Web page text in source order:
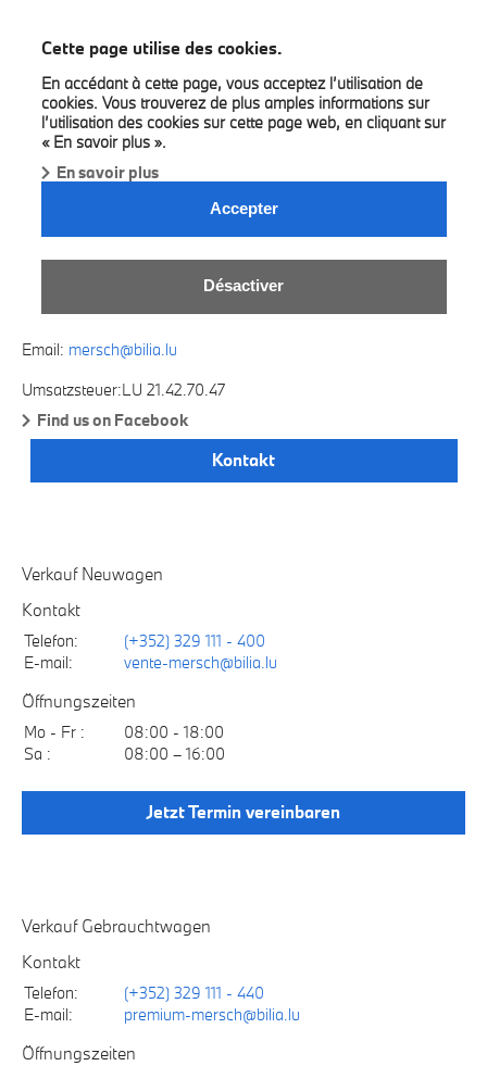
Cette page utilise des cookies.
En accédant à cette page, vous acceptez l’utilisation de
cookies. Vous trouverez de plus amples informations sur
l’utilisation des cookies sur cette page web, en cliquant sur
« En savoir plus ».
En savoir plus
Accepter
Désactiver
21, rue de la Gare
L-7535 Mersch
Email: mersch@bilia.lu
Umsatzsteuer:LU 21.42.70.47
Find us on Facebook
Kontakt
Verkauf Neuwagen
Kontakt
Telefon:
(+352) 329 111 - 400
E-mail:
vente-mersch@bilia.lu
Öffnungszeiten
Mo - Fr :
08:00 - 18:00
Sa :
08:00 – 16:00
Jetzt Termin vereinbaren
Verkauf Gebrauchtwagen
Kontakt
Telefon:
(+352) 329 111 - 440
E-mail:
premium-mersch@bilia.lu
Öffnungszeiten